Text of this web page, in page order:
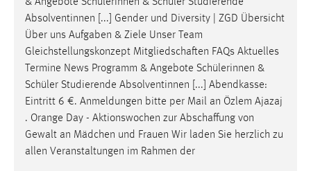
& Angebote Schülerinnen & Schüler Studierende
Absolventinnen [...] Gender und Diversity | ZGD Übersicht
Über uns Aufgaben & Ziele Unser Team
Gleichstellungskonzept Mitgliedschaften FAQs Aktuelles
Termine News Programm & Angebote Schülerinnen &
Schüler Studierende Absolventinnen [...] Abendkasse:
Eintritt 6 €. Anmeldungen bitte per Mail an Özlem Ajazaj
. Orange Day - Aktionswochen zur Abschaffung von
Gewalt an Mädchen und Frauen Wir laden Sie herzlich zu
allen Veranstaltungen im Rahmen der